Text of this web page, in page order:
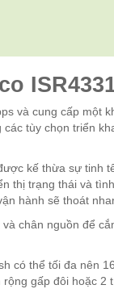
và cung cấp một
tùy chọn triển
kế thừa sự tinh
thị trạng thái và
hành sẽ thoát
chân nguồn để
có thể tối đa nên
gấp đôi hoặc 2